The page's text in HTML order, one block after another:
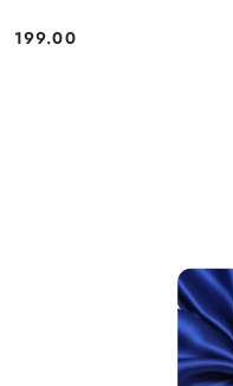
Cena:
199.00